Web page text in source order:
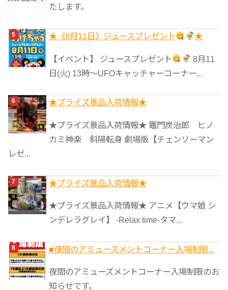
たします。
★《8月11日》ジュースプレゼント ★
【イベント】 ジュースプレゼント
8月11
日(火) 13時〜UFOキャッチャーコーナー...
★プライズ景品入荷情報★
★プライズ景品入荷情報★ 竈門炭治郎 ヒノ
カミ神楽 斜陽転身 劇場版【チェンソーマン
レゼ...
★プライズ景品入荷情報★
★プライズ景品入荷情報★ アニメ【ウマ娘 シ
ンデレラグレイ】 -Relax time-タマ...
■夜間のアミューズメントコーナー入場制限...
夜間のアミューズメントコーナー入場制限のお
知らせです。